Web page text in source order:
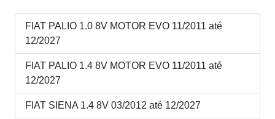
FIAT PALIO 1.0 8V MOTOR EVO 11/2011 até
12/2027
FIAT PALIO 1.4 8V MOTOR EVO 11/2011 até
12/2027
FIAT SIENA 1.4 8V 03/2012 até 12/2027